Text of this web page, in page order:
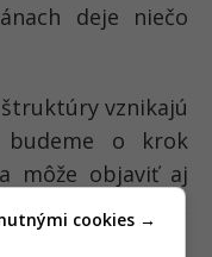
deje niečo
vznikajú
o krok
môže objaviť aj
vyzerať tak,
cookies →